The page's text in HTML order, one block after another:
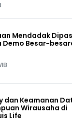
Mendadak
Demo Besar-
dan Keamanan
Wirausaha di
Life